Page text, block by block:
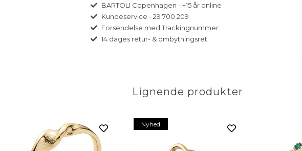
BARTOLI Copenhagen - +15 år online
Kundeservice - 29 700 209
Forsendelse med Trackingnummer
14 dages retur- & ombytningsret
Lignende produkter
Nyhed